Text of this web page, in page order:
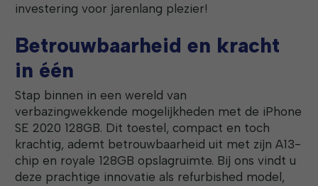
investering voor jarenlang plezier!
Betrouwbaarheid en kracht
in één
Stap binnen in een wereld van
verbazingwekkende mogelijkheden met de iPhone
SE 2020 128GB. Dit toestel, compact en toch
krachtig, ademt betrouwbaarheid uit met zijn A13-
chip en royale 128GB opslagruimte. Bij ons vindt u
deze prachtige innovatie als refurbished model,